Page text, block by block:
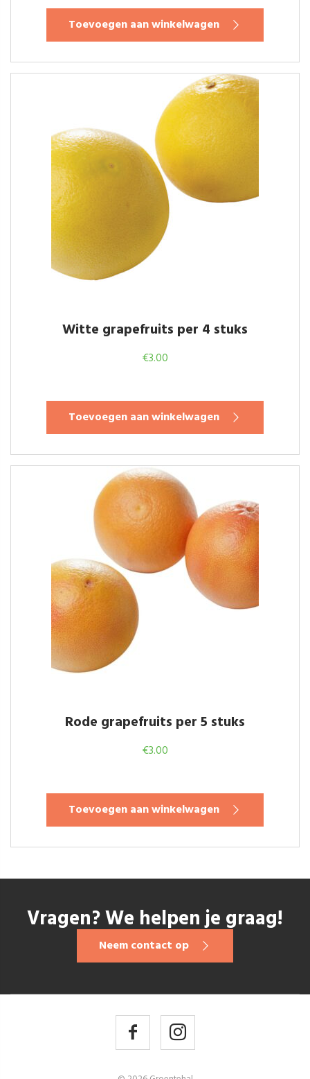
Toevoegen aan winkelwagen
Witte grapefruits per 4 stuks
€3.00
Toevoegen aan winkelwagen
Rode grapefruits per 5 stuks
€3.00
Toevoegen aan winkelwagen
Vragen? We helpen je graag!
Neem contact op